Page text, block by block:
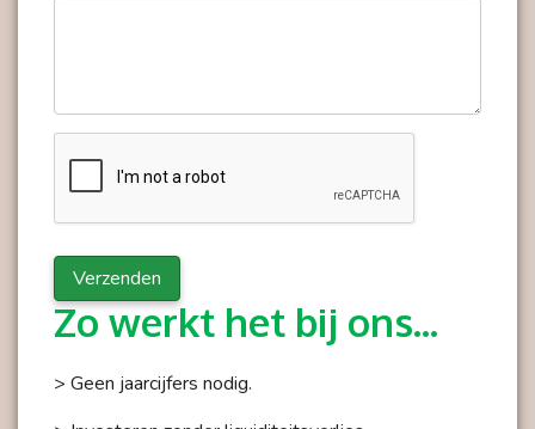
Zo werkt het bij ons...
> Geen jaarcijfers nodig.